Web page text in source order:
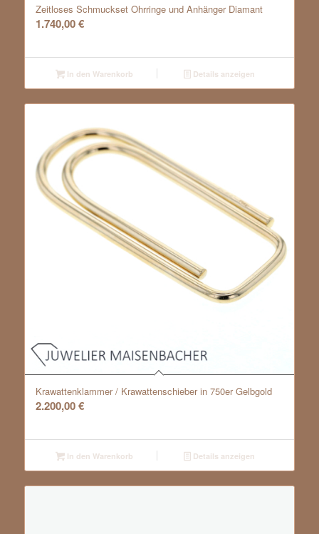
Zeitloses Schmuckset Ohrringe und Anhänger Diamant
1.740,00€
In den Warenkorb Details anzeigen
Krawattenklammer / Krawattenschieber in 750er Gelbgold
2.200,00€
In den Warenkorb Details anzeigen